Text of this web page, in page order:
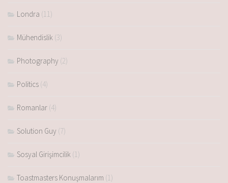
Londra (11)
Mühendislik (3)
Photography (2)
Politics (4)
Romanlar (4)
Solution Guy (7)
Sosyal Girişimcilik (1)
Toastmasters Konuşmalarım (1)